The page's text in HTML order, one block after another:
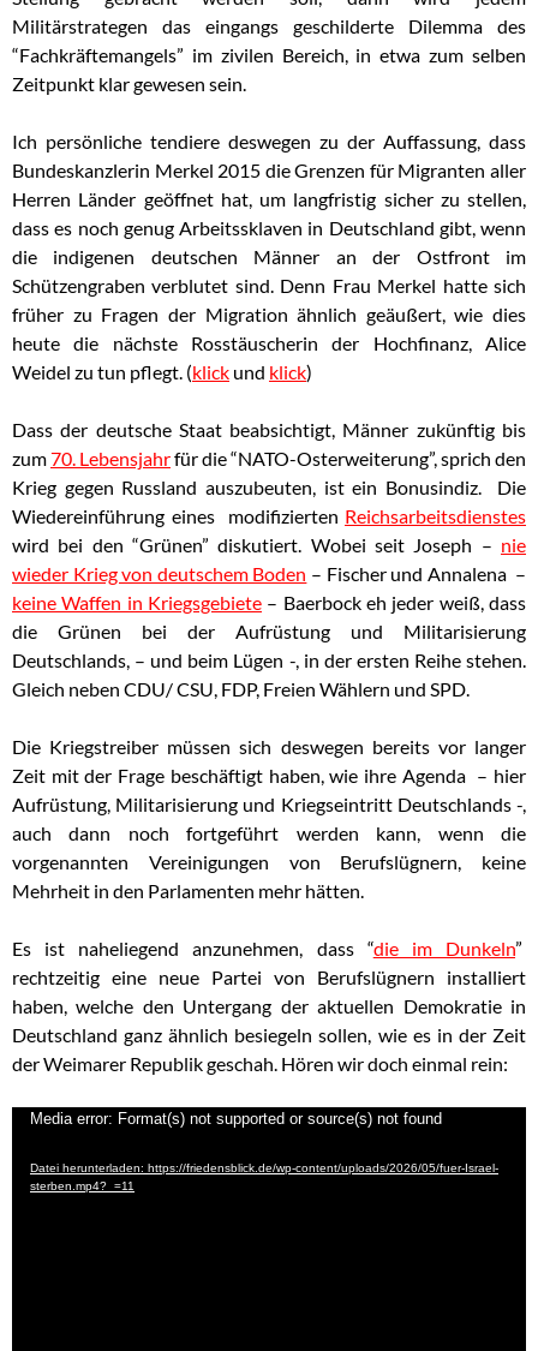
Militärstrategen das eingangs geschilderte Dilemma des
“Fachkräftemangels” im zivilen Bereich, in etwa zum selben
Zeitpunkt klar gewesen sein.
Ich persönliche tendiere deswegen zu der Auffassung, dass
Bundeskanzlerin Merkel 2015 die Grenzen für Migranten aller
Herren Länder geöffnet hat, um langfristig sicher zu stellen,
dass es noch genug Arbeitssklaven in Deutschland gibt, wenn
die indigenen deutschen Männer an der Ostfront im
Schützengraben verblutet sind. Denn Frau Merkel hatte sich
früher zu Fragen der Migration ähnlich geäußert, wie dies
heute die nächste Rosstäuscherin der Hochfinanz, Alice
Weidel zu tun pflegt. (klick und klick)
Dass der deutsche Staat beabsichtigt, Männer zukünftig bis
zum70. Lebensjahrfür die “NATO-Osterweiterung”, sprich den
Krieg gegen Russland auszubeuten, ist ein Bonusindiz. Die
Wiedereinführung eines modifizierten Reichsarbeitsdienstes
wird bei den “Grünen” diskutiert. Wobei seit Joseph – nie
wieder Krieg von deutschem Boden – Fischer und Annalena –
keine Waffen in Kriegsgebiete – Baerbockeh jeder weiß, dass
die Grünen bei der Aufrüstung und Militarisierung
Deutschlands, – und beim Lügen -, in der ersten Reihe stehen.
Gleich neben CDU/ CSU, FDP, Freien Wählern und SPD.
Die Kriegstreiber müssen sich deswegen bereits vor langer
Zeit mit der Frage beschäftigt haben, wie ihre Agenda – hier
Aufrüstung, Militarisierung und Kriegseintritt Deutschlands -,
auch dann noch fortgeführt werden kann, wenn die
vorgenannten Vereinigungen von Berufslügnern, keine
Mehrheit in den Parlamenten mehr hätten.
Es ist naheliegend anzunehmen, dass “die im Dunkeln”
rechtzeitig eine neue Partei von Berufslügnern installiert
haben, welche den Untergang der aktuellen Demokratie in
Deutschland ganz ähnlich besiegeln sollen, wie es in der Zeit
der Weimarer Republik geschah. Hören wir doch einmal rein:
Video-
Media error: Format(s) not supported or source(s) not found
Datei herunterladen: https://friedensblick.de/wp-content/uploads/2026/05/fuer-Israel-
sterben.mp4?_=11